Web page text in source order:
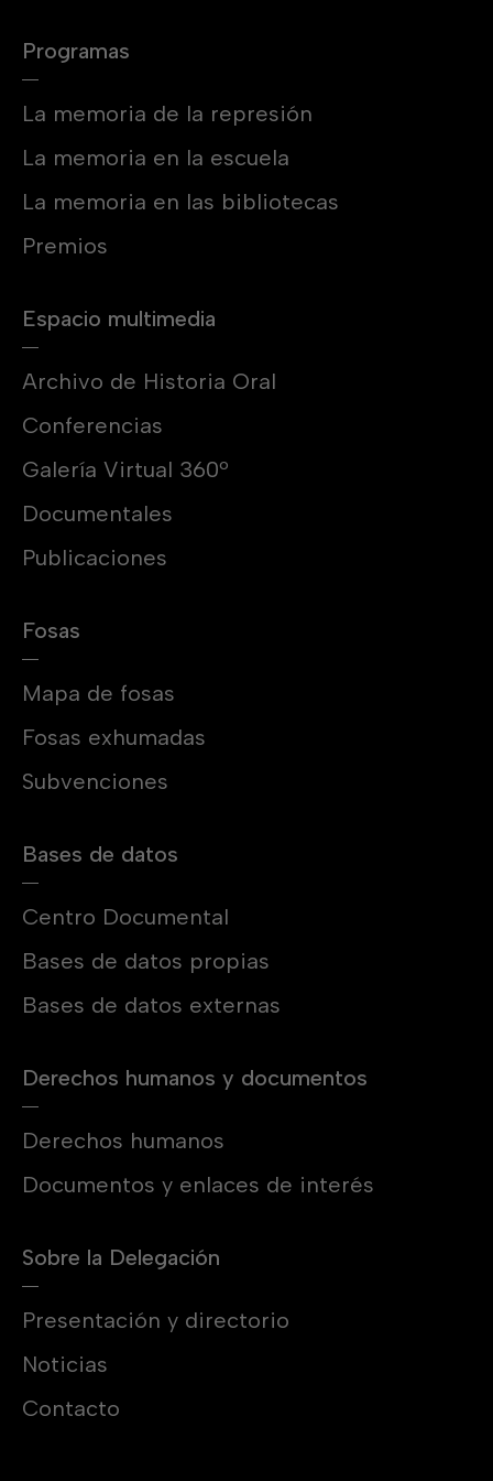
Programas
La memoria de la represión
La memoria en la escuela
La memoria en las bibliotecas
Premios
Espacio multimedia
Archivo de Historia Oral
Conferencias
Galería Virtual 360º
Documentales
Publicaciones
Fosas
Mapa de fosas
Fosas exhumadas
Subvenciones
Bases de datos
Centro Documental
Bases de datos propias
Bases de datos externas
Derechos humanos y documentos
Derechos humanos
Documentos y enlaces de interés
Sobre la Delegación
Presentación y directorio
Noticias
Contacto